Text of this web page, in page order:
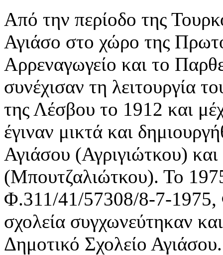
Από την περίοδο της
Αγιάσο στο χώρο της
Αρρεναγωγείο και το
συνέχισαν τη λειτουργία
της Λέσβου το 1912 και
έγιναν μικτά και
Αγιάσου (Αγριγιώτκου)
(Μπουτζαλιώτκου). Το
Φ.311/41/57308/8-7-
σχολεία συγχωνεύτηκαν
Δημοτικό Σχολείο Αγιάσου.